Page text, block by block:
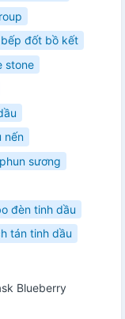
bếp đốt bồ kết
stone
nến
sương
đèn tinh dầu
tán tinh dầu
Blueberry